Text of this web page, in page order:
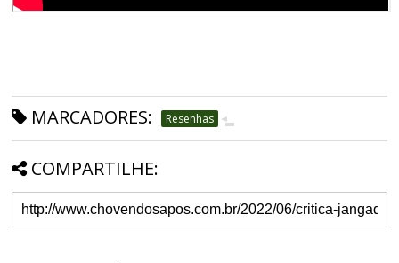
MARCADORES: Resenhas
COMPARTILHE: